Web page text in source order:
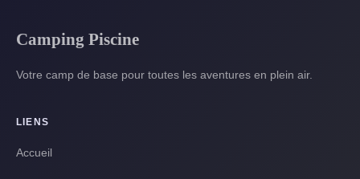
Camping Piscine
Votre camp de base pour toutes les aventures en plein air.
LIENS
Accueil